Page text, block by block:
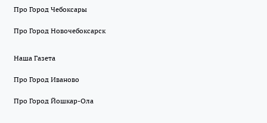
Про Город Чебоксары
Про Город Новочебоксарск
Наша Газета
Про Город Иваново
Про Город Йошкар-Ола